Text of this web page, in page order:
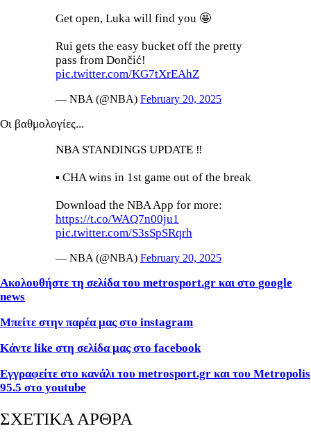
Get open, Luka will find you 🤩
Rui gets the easy bucket off the pretty
pass from Dončić!
pic.twitter.com/KG7tXrEAhZ
— NBA (@NBA) February 20, 2025
Οι βαθμολογίες...
NBA STANDINGS UPDATE ‼️
▪️ CHA wins in 1st game out of the break
Download the NBA App for more:
https://t.co/WAQ7n00ju1
pic.twitter.com/S3sSpSRqrh
— NBA (@NBA) February 20, 2025
Ακολουθήστε τη σελίδα του metrosport.gr και στο google
news
Μπείτε στην παρέα μας στο instagram
Κάντε like στη σελίδα μας στο facebook
Εγγραφείτε στο κανάλι του metrosport.gr και του Metropolis
95.5 στο youtube
ΣΧΕΤΙΚΑ ΑΡΘΡΑ